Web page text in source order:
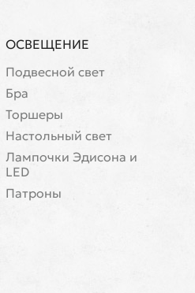
ОСВЕЩЕНИЕ
Подвесной свет
Бра
Торшеры
Настольный свет
Лампочки Эдисона и
LED
Патроны